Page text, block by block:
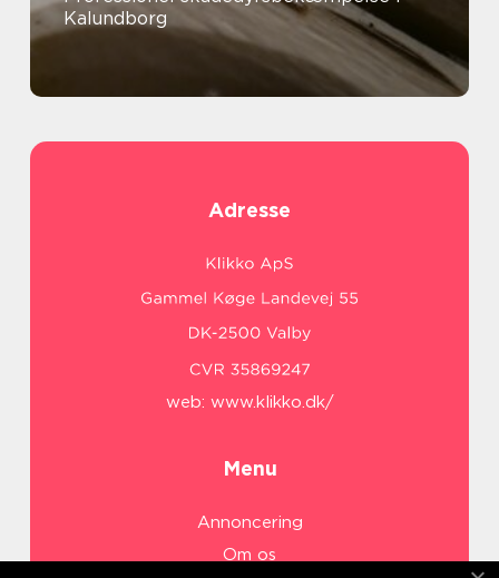
Kalundborg
Adresse
web: www.klikko.dk/
Menu
Annoncering
Om os